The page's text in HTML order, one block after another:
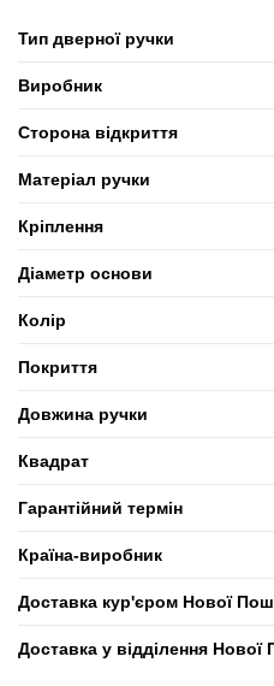
Тип дверної ручки
Виробник
Сторона відкриття
Матеріал ручки
Кріплення
Діаметр основи
Колір
Покриття
Довжина ручки
Квадрат
Гарантійний термін
Країна-виробник
Доставка кур'єром Нової
Доставка у відділення Нової